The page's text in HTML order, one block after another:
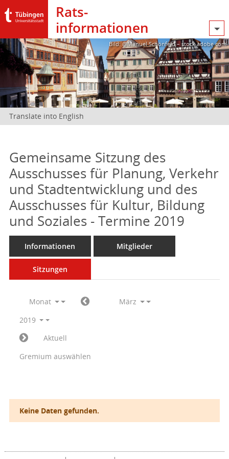
Rats­
informationen
Bild: @Manuel Schönfeld – stock.adobe.com
Translate into English
Gemeinsame Sitzung des
Ausschusses für Planung, Verkehr
und Stadtentwicklung und des
Ausschusses für Kultur, Bildung
und Soziales - Termine 2019
Informationen Mitglieder
Sitzungen
Monat
März
2019
Aktuell
Gremium auswählen
Keine Daten gefunden.